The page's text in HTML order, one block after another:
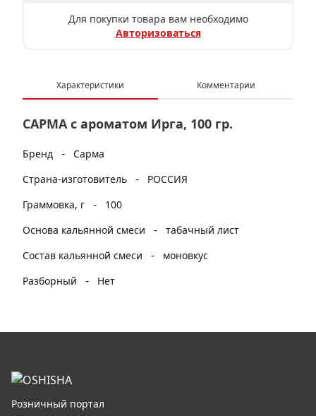
Для покупки товара вам необходимо
Авторизоваться
Характеристики Комментарии
САРМА с ароматом Ирга, 100 гр.
Бренд -
Сарма
Страна-изготовитель
-
РОССИЯ
Граммовка, г
-
100
Основа кальянной смеси
- табачный лист
Состав кальянной смеси
-
моновкус
Разборный
- Нет
Розничный портал